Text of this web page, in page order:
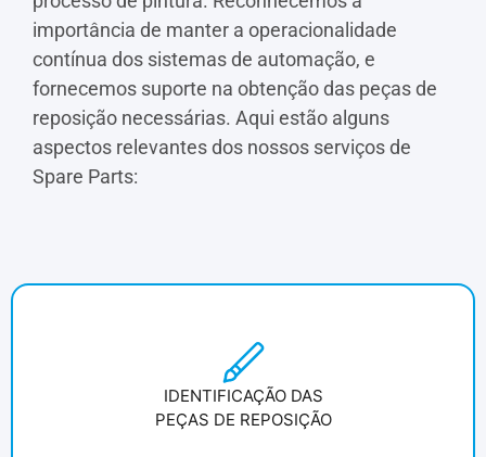
importância de manter a operacionalidade
contínua dos sistemas de automação, e
fornecemos suporte na obtenção das peças de
reposição necessárias. Aqui estão alguns
aspectos relevantes dos nossos serviços de
Spare Parts:
IDENTIFICAÇÃO DAS
PEÇAS DE REPOSIÇÃO